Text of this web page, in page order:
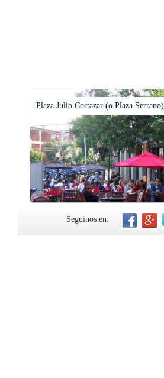
Plaza Julio Cortazar (o Plaza Serrano)
Seguinos en: